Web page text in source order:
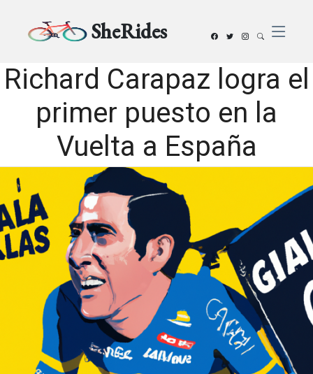
SheRides
Richard Carapaz logra el
primer puesto en la
Vuelta a España